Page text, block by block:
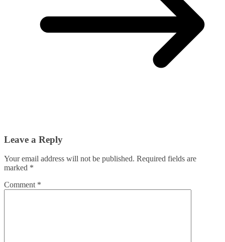
Leave a Reply
Your email address will not be published. Required fields are
marked *
Comment *